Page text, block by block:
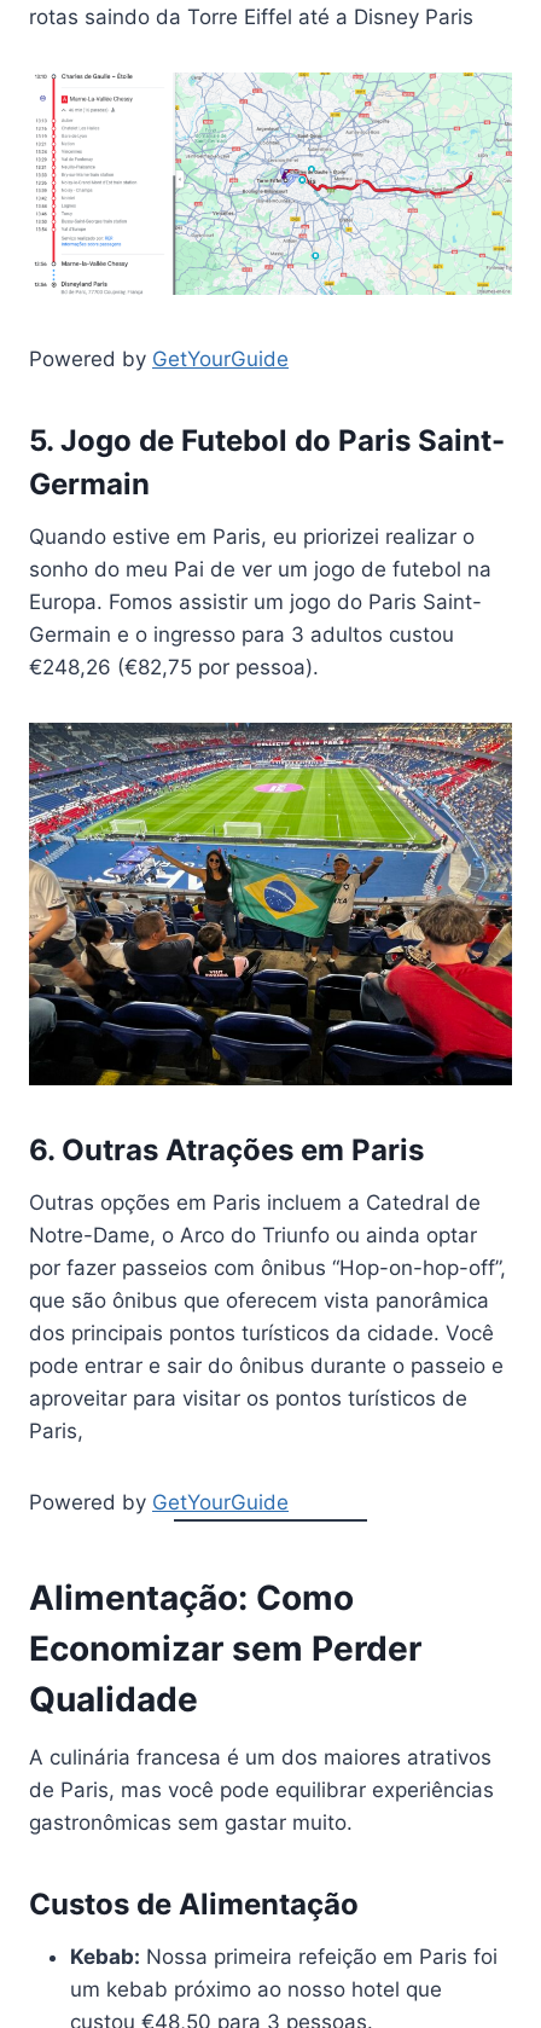
rotas saindo da Torre Eiffel até a Disney Paris
Powered by GetYourGuide
5. Jogo de Futebol do Paris Saint-
Germain
Quando estive em Paris, eu priorizei realizar o
sonho do meu Pai de ver um jogo de futebol na
Europa. Fomos assistir um jogo do Paris Saint-
Germain e o ingresso para 3 adultos custou
€248,26 (€82,75 por pessoa).
6. Outras Atrações em Paris
Outras opções em Paris incluem a Catedral de
Notre-Dame, o Arco do Triunfo ou ainda optar
por fazer passeios com ônibus “Hop-on-hop-off”,
que são ônibus que oferecem vista panorâmica
dos principais pontos turísticos da cidade. Você
pode entrar e sair do ônibus durante o passeio e
aproveitar para visitar os pontos turísticos de
Paris,
Powered by GetYourGuide
Alimentação: Como
Economizar sem Perder
Qualidade
A culinária francesa é um dos maiores atrativos
de Paris, mas você pode equilibrar experiências
gastronômicas sem gastar muito.
Custos de Alimentação
Kebab: Nossa primeira refeição em Paris foi
um kebab próximo ao nosso hotel que
custou €48,50 para 3 pessoas.